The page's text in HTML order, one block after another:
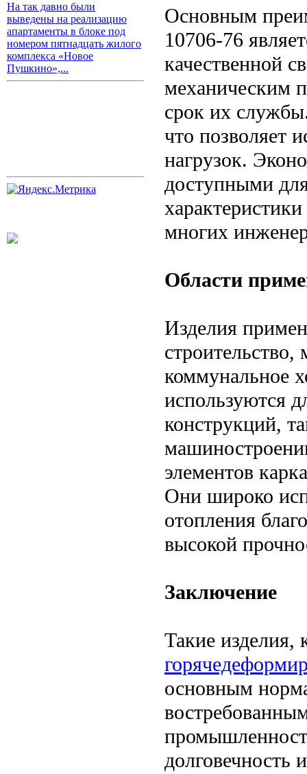
На так давно были
выведены на реализацию
апартаменты в блоке под
номером пятнадцать жилого
комплекса «Новое
Пушкино»,...
Основным
10706-76
качественной
механическим
срок их
что позволяет
нагрузок.
доступными
многих
Области
Изделия
коммунальное
используются
конструкций,
элементов
Они широко
отопления
высокой
Заключение
Такие изделия,
основным
долговечность